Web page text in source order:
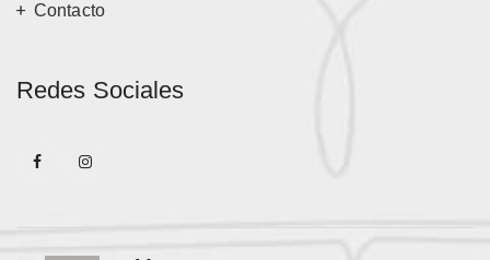
Contacto
Redes Sociales